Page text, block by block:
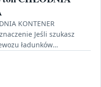
KONTENER
Jeśli szukasz
ładunków